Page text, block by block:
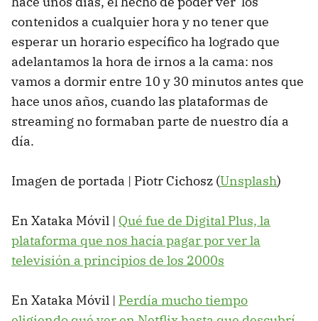
contenidos a cualquier hora y no tener que
esperar un horario específico ha logrado que
adelantamos la hora de irnos a la cama: nos
vamos a dormir entre 10 y 30 minutos antes que
hace unos años, cuando las plataformas de
streaming no formaban parte de nuestro día a
día.
Imagen de portada | Piotr Cichosz (Unsplash)
En Xataka Móvil | Qué fue de Digital Plus, la
plataforma que nos hacía pagar por ver la
televisión a principios de los 2000s
En Xataka Móvil | Perdía mucho tiempo